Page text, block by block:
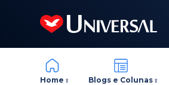
Home Blogs e Colunas